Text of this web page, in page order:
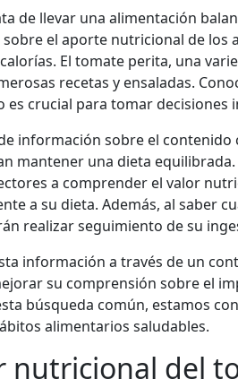
de llevar una alimentación
el aporte nutricional de los
El tomate perita, una
recetas y ensaladas.
es crucial para tomar
información sobre el
mantener una dieta
a comprender el valor
a su dieta. Además, al saber
realizar seguimiento de su
información a través de un
su comprensión sobre el
búsqueda común, estamos
alimentarios saludables.
nutricional del